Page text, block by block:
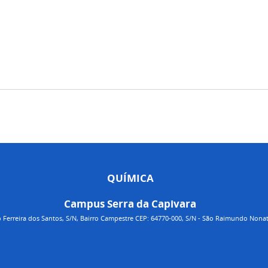
QUÍMICA
Campus Serra da Capivara
Ferreira dos Santos, S/N, Bairro Campestre CEP: 64770-000, S/N - São Raimundo